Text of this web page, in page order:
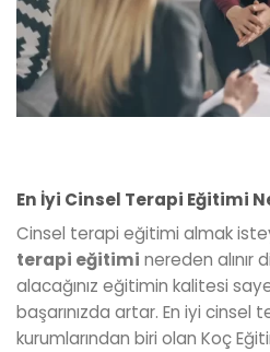
En İyi Cinsel Terapi Eğitimi
Cinsel terapi eğitimi almak
terapi eğitimi nereden alınır
alacağınız eğitimin kalitesi
başarınızda artar. En iyi
kurumlarından biri olan Koç